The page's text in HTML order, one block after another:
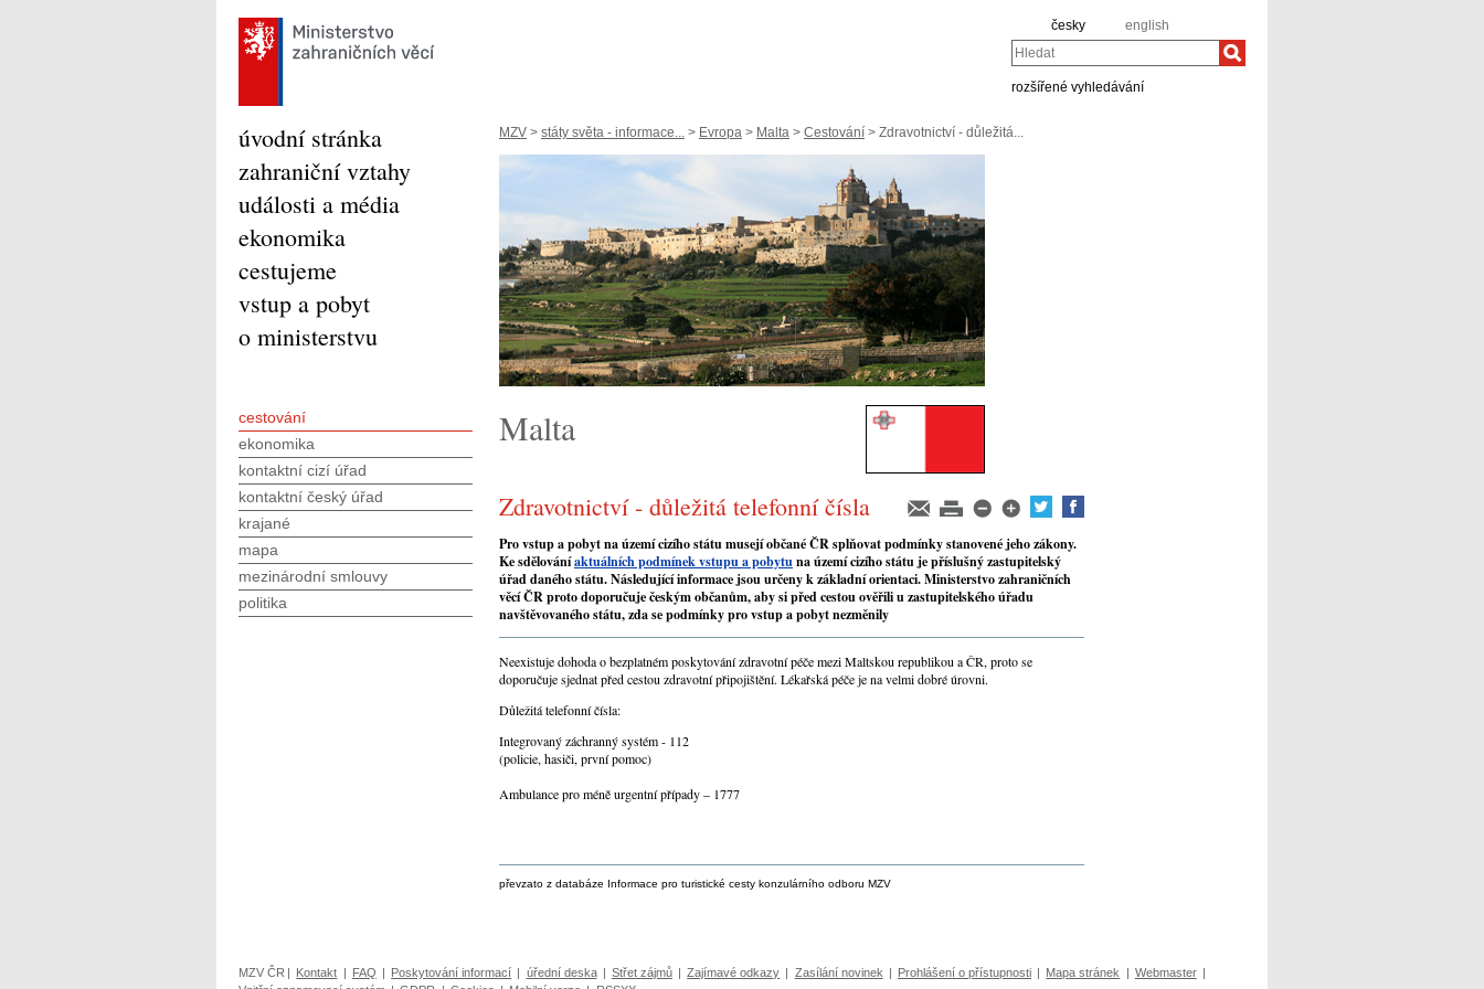
česky english
Hledat
rozšířené vyhledávání
MZV > státy světa - informace... > Evropa > Malta > Cestování > Zdravotnictví - důležitá...
Malta
Zdravotnictví - důležitá telefonní čísla
Pro vstup a pobyt na území cizího státu musejí občané ČR splňovat podmínky stanovené jeho zákony.
Ke sdělováníaktuálních podmínek vstupu a pobytuna území cizího státu je příslušný zastupitelský
úřad daného státu. Následující informace jsou určeny k základní orientaci. Ministerstvo zahraničních
věcí ČR proto doporučuje českým občanům, aby si před cestou ověřili u zastupitelského úřadu
navštěvovaného státu, zda se podmínky pro vstup a pobyt nezměnily
Neexistuje dohoda o bezplatném poskytování zdravotní péče mezi Maltskou republikou a ČR, proto se
doporučuje sjednat před cestou zdravotní připojištění. Lékařská péče je na velmi dobré úrovni.
Důležitá telefonní čísla:
Integrovaný záchranný systém - 112
(policie, hasiči, první pomoc)
Ambulance pro méně urgentní případy – 1777
převzato z databáze Informace pro turistické cesty konzulárního odboru MZV
úvodní stránka
zahraniční vztahy
události a média
ekonomika
cestujeme
vstup a pobyt
o ministerstvu
cestování
ekonomika
kontaktní cizí úřad
kontaktní český úřad
krajané
mapa
mezinárodní smlouvy
politika
MZV ČR | Kontakt | FAQ | Poskytování informací | úřední deska | Střet zájmů | Zajímavé odkazy | Zasílání novinek | Prohlášení o přístupnosti | Mapa stránek | Webmaster |